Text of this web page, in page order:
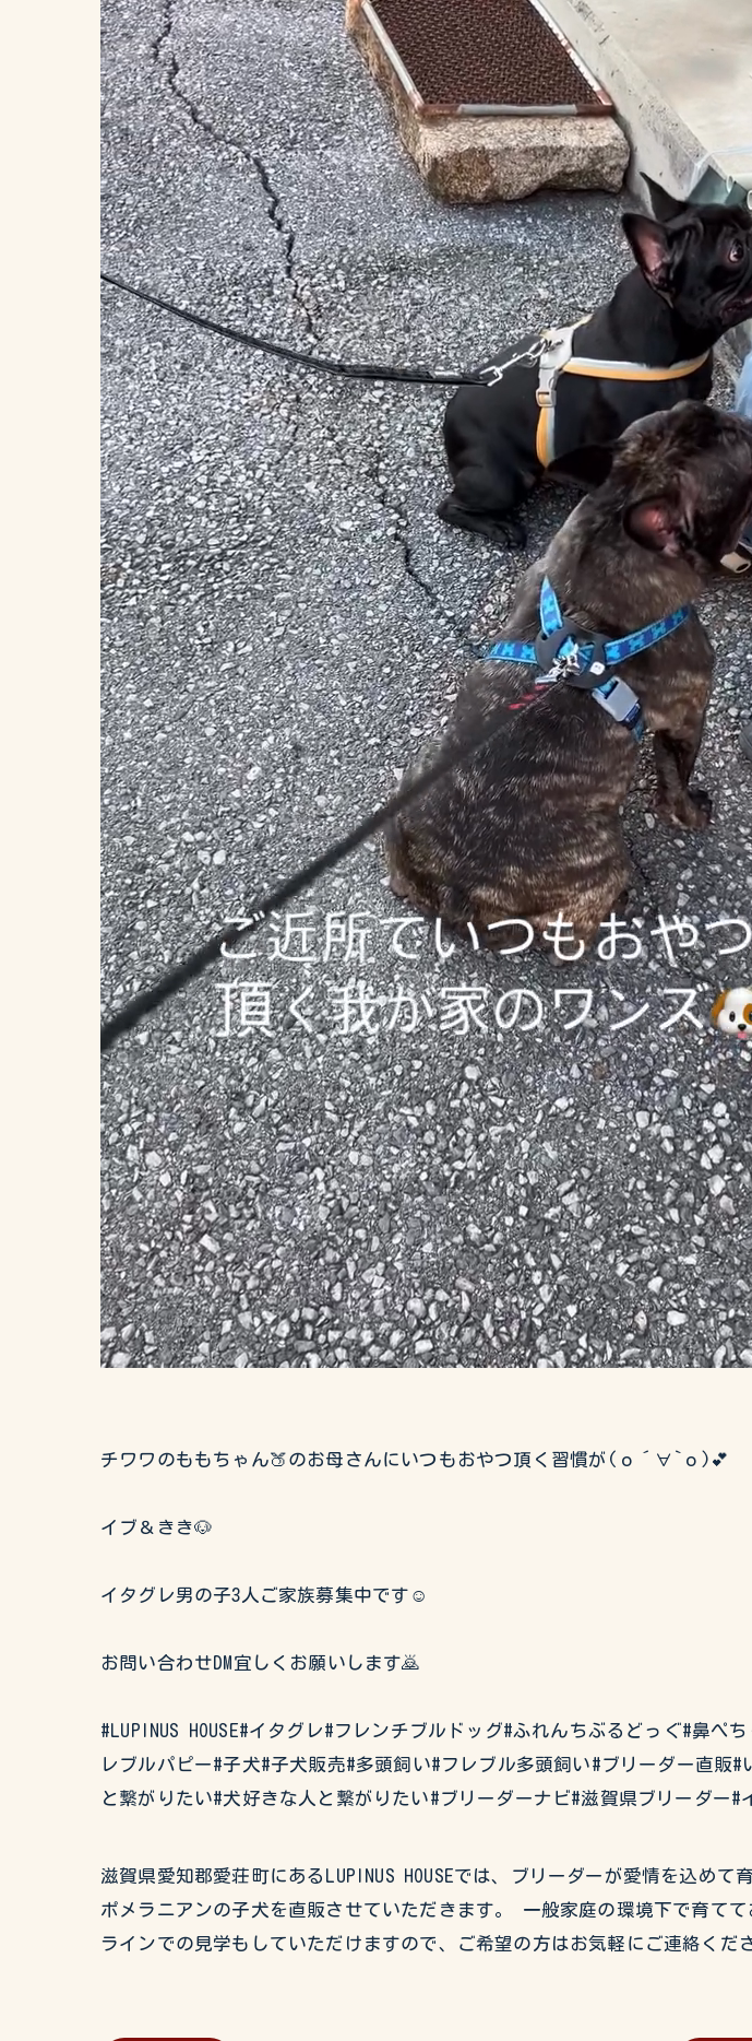
チワワのももちゃん🍑のお母さんにいつもおやつ頂く習慣が(о´∀`о)💕
イブ＆きき🐶
イタグレ男の子3人ご家族募集中です☺️
お問い合わせDM宜しくお願いします🙇
#LUPINUS HOUSE#イタグレ#フレンチブルドッグ#ふれんちぶるどっぐ#鼻
レブルパピー#子犬#子犬販売#多頭飼い#フレブル多頭飼い#ブリーダー直販
と繋がりたい#犬好きな人と繋がりたい#ブリーダーナビ#滋賀県ブリーダー#
滋賀県愛知郡愛荘町にあるLUPINUS HOUSEでは、ブリーダーが愛情を込め
ポメラニアンの子犬を直販させていただきます。 一般家庭の環境下で育て
ラインでの見学もしていただけますので、ご希望の方はお気軽にご連絡くだ